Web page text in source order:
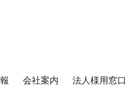
会社案内 法人様用窓口